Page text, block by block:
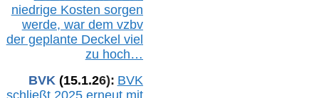
niedrige Kosten sorgen
werde, war dem vzbv
der geplante Deckel viel
zu hoch…
BVK(15.1.26): BVK